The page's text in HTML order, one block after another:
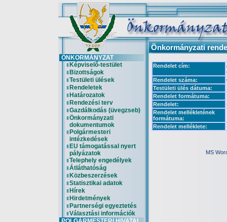
Önkormányzati
ÖNKORMÁNYZAT
Képviselő-testület
Bizottságok
Testületi ülések
Rendeletek
Határozatok
Rendezési terv
Gazdálkodás (üvegzseb)
Önkormányzati
dokumentumok
Polgármesteri
intézkedések
EU támogatással nyert
pályázatok
Telephely engedélyek
Átláthatóság
Közbeszerzések
Statisztikai adatok
Hírek
Hirdetmények
Partnerségi egyeztetés
Választási információk
Rendelet cím:
Rendelet száma:
Testületi ülés dátuma:
Rendelet formátuma:
Rendelet:
Rendelet mellékletének
formátuma:
Rendelet melléklete:
MS